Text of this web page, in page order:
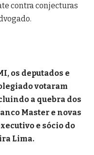
contra conjecturas
os deputados e
votaram
a quebra dos
Master e novas
e sócio do
Lima.